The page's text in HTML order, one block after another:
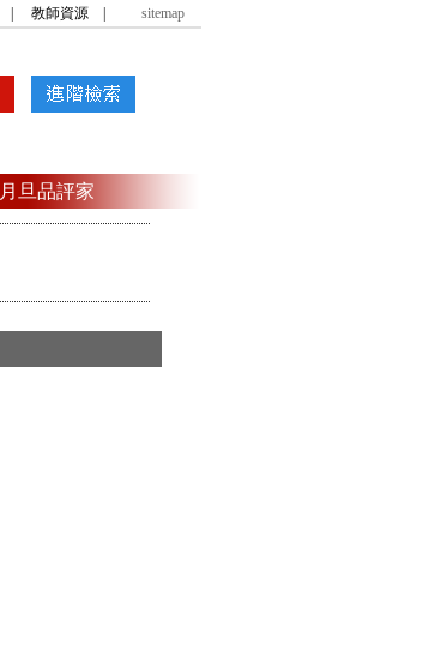
教師資源 sitemap
月旦品評家